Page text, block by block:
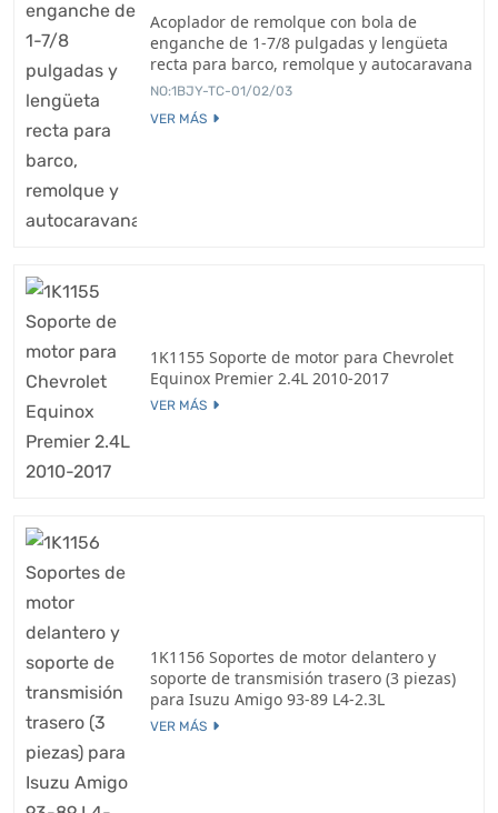
Acoplador de remolque con bola de
enganche de 1-7/8 pulgadas y lengüeta
recta para barco, remolque y autocaravana
NO:1BJY-TC-01/02/03
VER MÁS
1K1155 Soporte de motor para Chevrolet
Equinox Premier 2.4L 2010-2017
VER MÁS
1K1156 Soportes de motor delantero y
soporte de transmisión trasero (3 piezas)
para Isuzu Amigo 93-89 L4-2.3L
VER MÁS